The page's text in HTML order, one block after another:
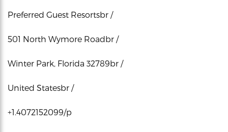
Preferred Guest Resortsbr /
501 North Wymore Roadbr /
Winter Park, Florida 32789br /
United Statesbr /
+1.4072152099/p